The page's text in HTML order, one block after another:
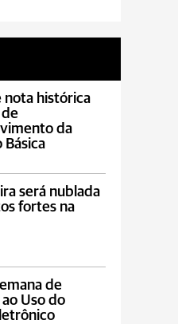
nota histórica
da
Básica
será nublada
fortes na
de
Uso do